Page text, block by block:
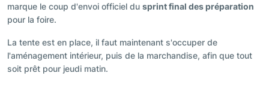
marque le coup d'envoi officiel du sprint final des préparation
pour la foire.
La tente est en place, il faut maintenant s'occuper de
l'aménagement intérieur, puis de la marchandise, afin que tout
soit prêt pour jeudi matin.